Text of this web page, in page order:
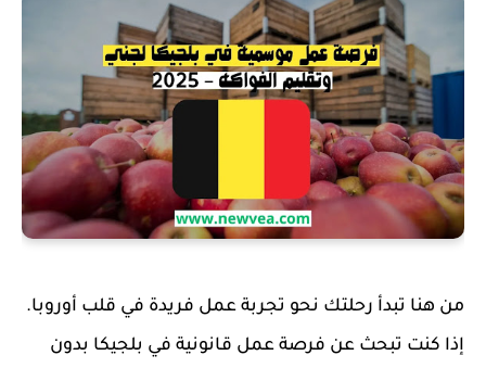
من هنا تبدأ رحلتك نحو تجربة عمل فريدة في قلب أوروبا.
إذا كنت تبحث عن فرصة عمل قانونية في بلجيكا بدون